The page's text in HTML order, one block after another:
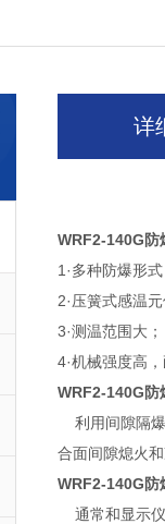
详
WRF2-140G防
1·多种防爆形
2·压簧式感温
3·测温范围大；
4·机械强度高
WRF2-140G防
利用间隙隔爆
合面间隙熄火
WRF2-140G防
通常和显示仪